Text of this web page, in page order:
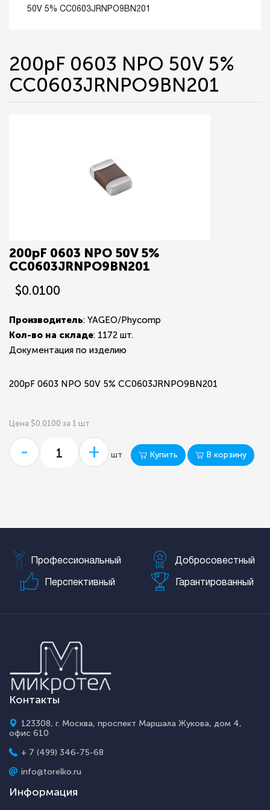
50V 5% CC0603JRNPO9BN201
200pF 0603 NPO 50V 5%
CC0603JRNPO9BN201
200pF 0603 NPO 50V 5%
CC0603JRNPO9BN201
$0.0100
Производитель: YAGEO/Phycomp
Кол-во на складе: 1172 шт.
Документация по изделию
200pF 0603 NPO 50V 5% CC0603JRNPO9BN201
Цена $0.0100 за 1 шт
- + шт Купить В корзину
Профессиональный Добросовестный
Перспективный Гарантированный
Контакты
123308, г. Москва, проспект Маршала Жукова, дом 4,
офис 610
+ 7 (499) 346-75-68
info@torelko.ru
Информация